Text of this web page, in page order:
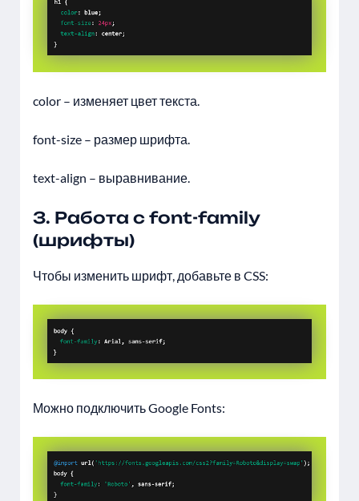
color – изменяет цвет текста.
font-size – размер шрифта.
text-align – выравнивание.
3. Работа с font-family
(шрифты)
Чтобы изменить шрифт, добавьте в CSS:
Можно подключить Google Fonts: